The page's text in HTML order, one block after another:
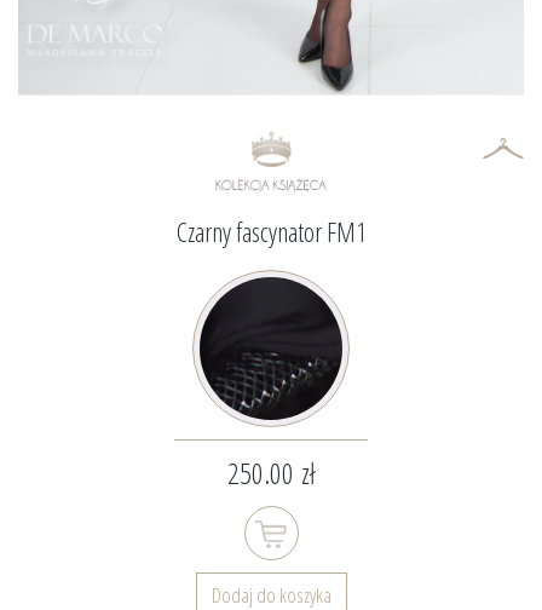
Czarny fascynator FM1
250.00 zł
Dodaj do koszyka